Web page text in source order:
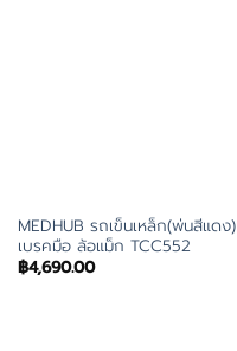
MEDHUB รถเข็นเหล็ก(พ่นสีแดง)
เบรคมือ ล้อแม็ก TCC552
฿4,690.00